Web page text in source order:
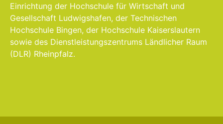
Einrichtung der Hochschule für Wirtschaft und
Gesellschaft Ludwigshafen, der Technischen
Hochschule Bingen, der Hochschule Kaiserslautern
sowie des Dienstleistungszentrums Ländlicher Raum
(DLR) Rheinpfalz.